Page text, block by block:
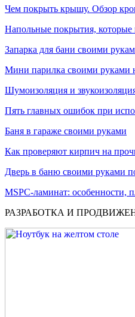
Чем покрыть крышу. Обзор
Напольные покрытия,
Запарка для бани своими
Мини парилка своими руками
Шумоизоляция и
Пять главных ошибок при
Баня в гараже своими руками
Как проверяют кирпич на
Дверь в баню своими руками
MSPC-ламинат: особенности,
РАЗРАБОТКА И